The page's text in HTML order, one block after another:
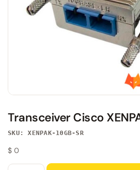
Transceiver Cisco
SKU: XENPAK-10GB-SR
$ 0